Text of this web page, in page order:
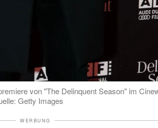
von "The Delinquent Season" im
Getty Images
WERBUNG